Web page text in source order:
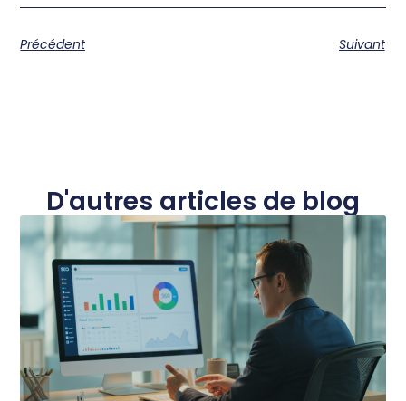
Précédent Suivant
D'autres articles de blog